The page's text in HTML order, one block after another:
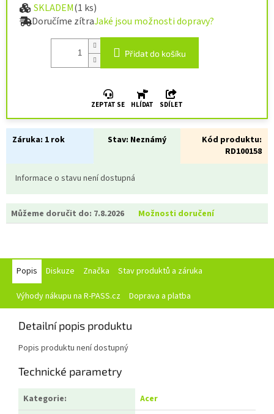
Měrná cena:
SKLADEM(1 ks)
Doručíme zítraJaké jsou možnosti dopravy?
Přidat do košíku
ZEPTAT SE HLÍDAT SDÍLET
Záruka: 1 rok Stav: Neznámý
Kód produktu:
RD100158
Informace o stavu není dostupná
Můžeme doručit do: 7.8.2026 Možnosti doručení
Popis Diskuze Značka Stav produktů a záruka
Výhody nákupu na R-PASS.cz Doprava a platba
Detailní popis produktu
Popis produktu není dostupný
Technické parametry
Kategorie:
Acer